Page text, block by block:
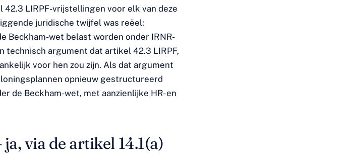
42.3 LIRPF-vrijstellingen voor elk van deze
juridische twijfel was reëel:
Beckham-wet belast worden onder IRNR-
technisch argument dat artikel 42.3 LIRPF,
voor hen zou zijn. Als dat argument
opnieuw gestructureerd
de Beckham-wet, met aanzienlijke HR- en
via de artikel 14.1(a)